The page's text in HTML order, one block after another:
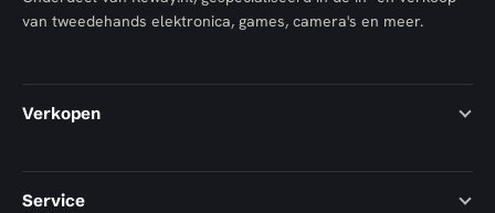
van tweedehands elektronica, games, camera's en meer.
Verkopen
Service